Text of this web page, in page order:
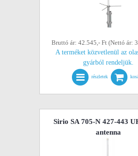
Bruttó ár: 42.545,- Ft (Nettó ár:
A terméket közvetlenül az
gyárból rendeljük.
részletek
Sirio SA 705-N 427-443
antenna